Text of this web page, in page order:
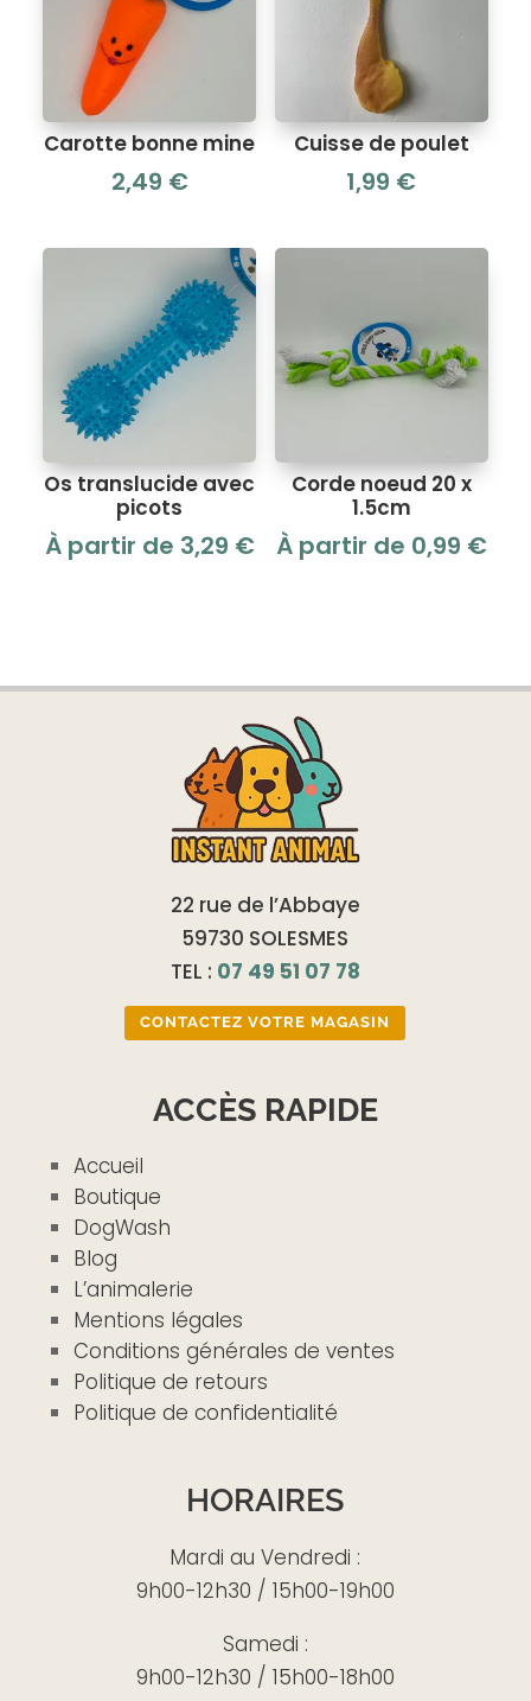
Carotte bonne mine
2,49 €
Cuisse de poulet
1,99 €
Os translucide avec
picots
À partir de 3,29 €
Corde noeud 20 x
1.5cm
À partir de 0,99 €
22 rue de l’Abbaye
59730 SOLESMES
TEL : 07 49 51 07 78
CONTACTEZ VOTRE MAGASIN
ACCÈS RAPIDE
Accueil
Boutique
DogWash
Blog
L’animalerie
Mentions légales
Conditions générales de ventes
Politique de retours
Politique de confidentialité
HORAIRES
Mardi au Vendredi :
9h00-12h30 / 15h00-19h00
Samedi :
9h00-12h30 / 15h00-18h00